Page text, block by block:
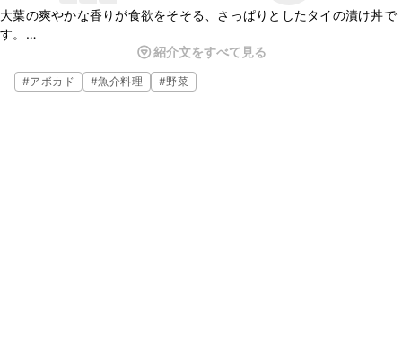
大葉の爽やかな香りが食欲をそそる、さっぱりとしたタイの漬け丼で
す。
アボカドやミニトマトを乗せているので、色合いも良く、丼ひとつで
満足できる一品になっています。
刺身の丼が食べたくなった際には、ぜひ作ってみてくださいね。
紹介文をすべて見る
#アボカド #魚介料理 #野菜